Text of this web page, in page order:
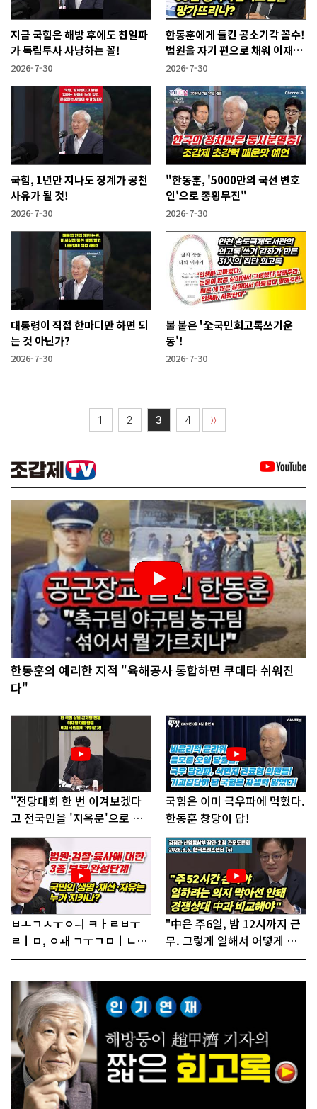
지금 국힘은 해방 후에도 친일파
가 독립투사 사냥하는 꼴!
2026-7-30
한동훈에게 들킨 공소기각 꼼수!
법원을 자기 편으로 채워 이재명
사건 없애겠다는 것
2026-7-30
국힘, 1년만 지나도 징계가 공천
사유가 될 것!
2026-7-30
"한동훈, '5000만의 국선 변호
인'으로 종횡무진"
2026-7-30
대통령이 직접 한마디만 하면 되
는 것 아닌가?
2026-7-30
불 붙은 '全국민회고록쓰기운
동'!
2026-7-30
1 2 3 4 〉〉
한동훈의 예리한 지적 "육해공사 통합하면 쿠데타 쉬워진
다"
"전당대회 한 번 이겨보겠다
고 전국민을 '지옥문'으로 밀
어!"
국힘은 이미 극우파에 먹혔다.
한동훈 창당이 답!
ㅂㅗㄱㅅㅜㅇㅢ ㅋㅏㄹㅂㅜ
ㄹㅣㅁ, ㅇㅙ ㄱㅜㄱㅁㅣㄴㄷ
ㅡㄹㅇㅣ ㄷㅏㅇㅎㅐㅇㅑ ㅎ
"中은 주6일, 밤 12시까지 근
무. 그렇게 일해서 어떻게 경
쟁하냐 반문하더라"